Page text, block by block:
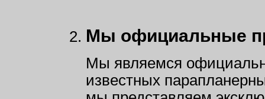
Мы официальные
Мы являемся
известных